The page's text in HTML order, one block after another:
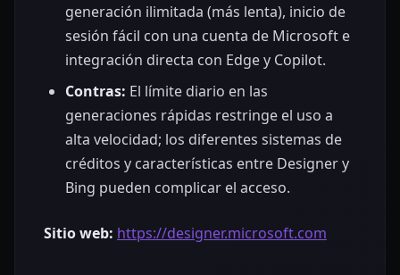
generación ilimitada (más lenta), inicio de
sesión fácil con una cuenta de Microsoft e
integración directa con Edge y Copilot.
Contras: El límite diario en las
generaciones rápidas restringe el uso a
alta velocidad; los diferentes sistemas de
créditos y características entre Designer y
Bing pueden complicar el acceso.
Sitio web: https://designer.microsoft.com